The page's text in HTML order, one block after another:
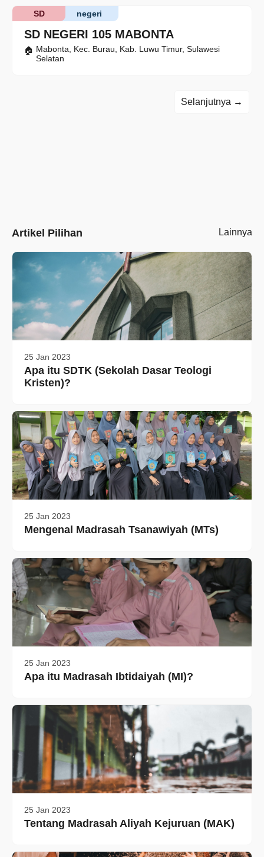
SD NEGERI 105 MABONTA
negeri
SD
Mabonta, Kec. Burau, Kab. Luwu Timur, Sulawesi
Selatan
Selanjutnya →
Artikel Pilihan Lainnya
25 Jan 2023
Apa itu SDTK (Sekolah Dasar Teologi
Kristen)?
25 Jan 2023
Mengenal Madrasah Tsanawiyah (MTs)
25 Jan 2023
Apa itu Madrasah Ibtidaiyah (MI)?
25 Jan 2023
Tentang Madrasah Aliyah Kejuruan (MAK)